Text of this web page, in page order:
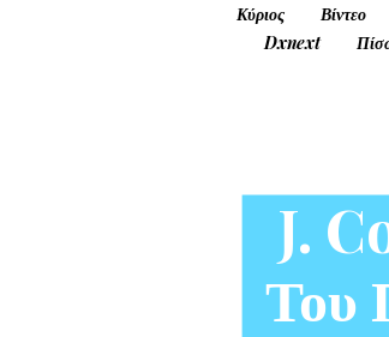
Κύριος Βίντεο
Dxnext
J.
Του